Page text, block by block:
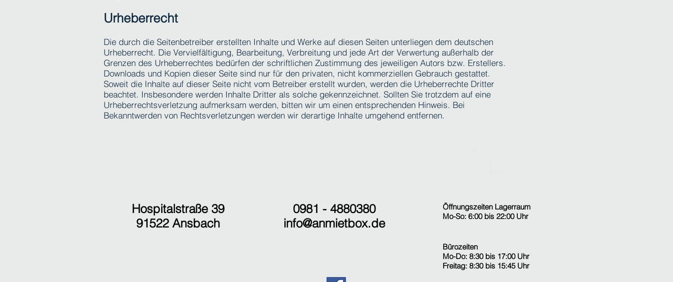
Urheberrecht
Die durch die Seitenbetreiber erstellten Inhalte und Werke auf diesen Seiten unterliegen dem deutschen
Urheberrecht. Die Vervielfältigung, Bearbeitung, Verbreitung und jede Art der Verwertung außerhalb der
Grenzen des Urheberrechtes bedürfen der schriftlichen Zustimmung des jeweiligen Autors bzw. Erstellers.
Downloads und Kopien dieser Seite sind nur für den privaten, nicht kommerziellen Gebrauch gestattet.
Soweit die Inhalte auf dieser Seite nicht vom Betreiber erstellt wurden, werden die Urheberrechte Dritter
beachtet. Insbesondere werden Inhalte Dritter als solche gekennzeichnet. Sollten Sie trotzdem auf eine
Urheberrechtsverletzung aufmerksam werden, bitten wir um einen entsprechenden Hinweis. Bei
Bekanntwerden von Rechtsverletzungen werden wir derartige Inhalte umgehend entfernen.
Hospitalstraße 39
91522 Ansbach
0981 - 4880380
info@anmietbox.de
Öffnungszeiten Lagerraum
Mo-So: 6:00 bis 22:00 Uhr
Bürozeiten
Mo-Do: 8:30 bis 17:00 Uhr
Freitag: 8:30 bis 15:45 Uhr